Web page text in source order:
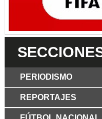
PERIODISMO
Los Periodist@s
El silencio del
REPORTAJES